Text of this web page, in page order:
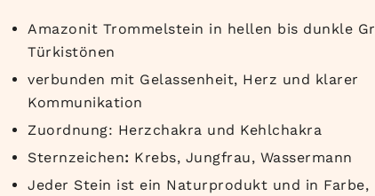
Amazonit Trommelstein in hellen bis dunkle
Türkistönen
verbunden mit Gelassenheit, Herz und klarer
Kommunikation
Zuordnung: Herzchakra und Kehlchakra
Sternzeichen: Krebs, Jungfrau, Wassermann
Jeder Stein ist ein Naturprodukt und in Farbe,